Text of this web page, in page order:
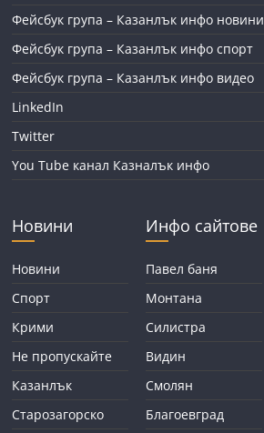
Фейсбук група – Казанлък инфо новини
Фейсбук група – Казанлък инфо спорт
Фейсбук група – Казанлък инфо видео
LinkedIn
Twitter
You Tube канал Казналък инфо
Новини
Новини
Спорт
Крими
Не пропускайте
Казанлък
Старозагорско
Инфо сайтове
Павел баня
Монтана
Силистра
Видин
Смолян
Благоевград